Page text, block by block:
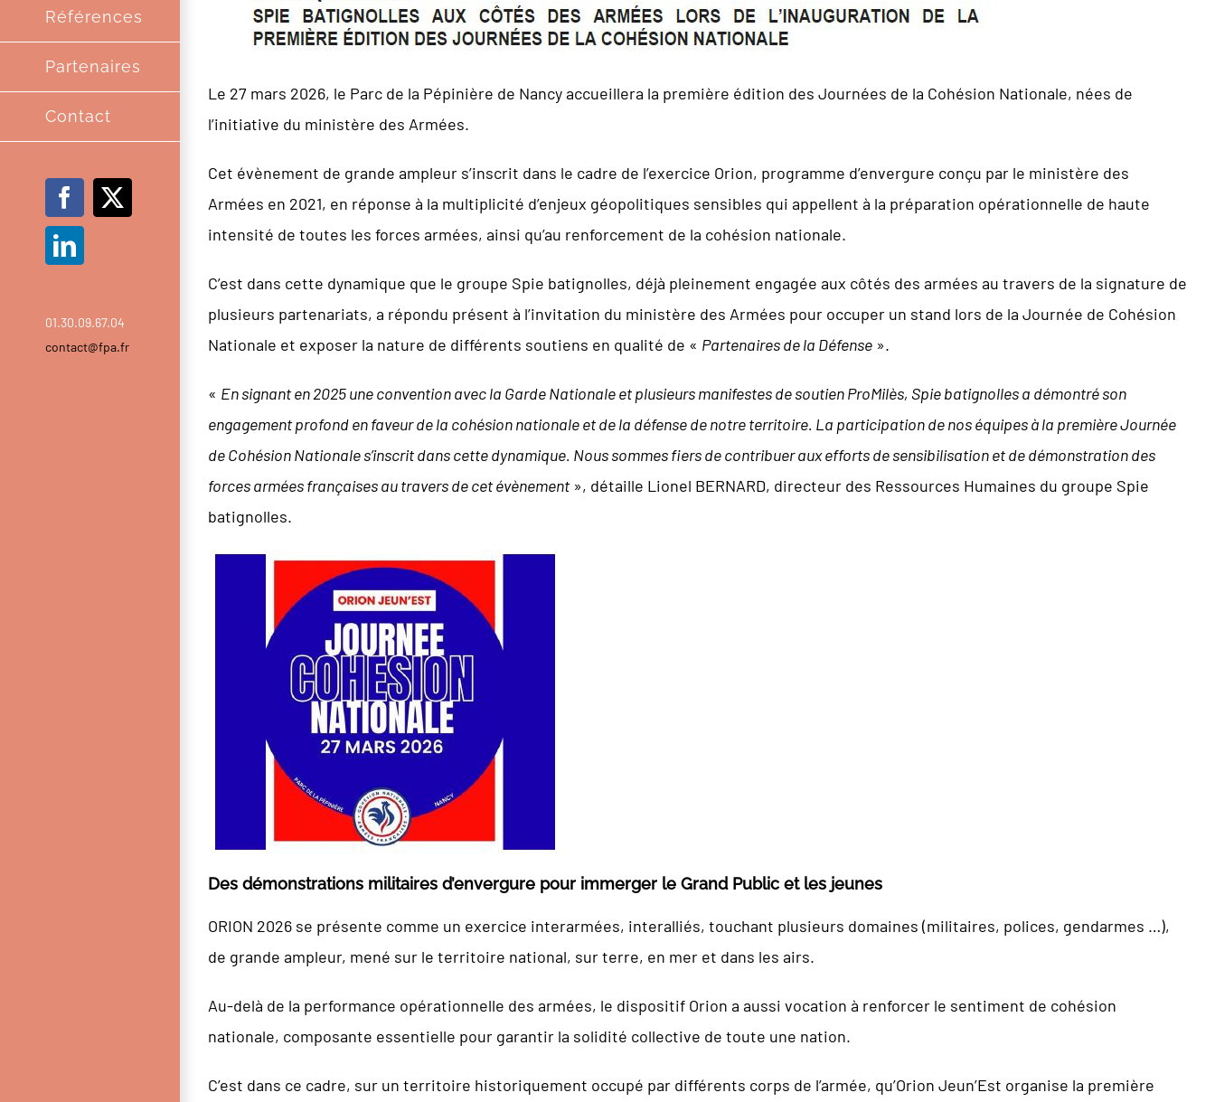
Références
Partenaires
Contact
Facebook
X
LinkedIn
01.30.09.67.04
contact@fpa.fr
Le 27 mars 2026, le Parc de la Pépinière de Nancy accueillera la première édition des Journées de la Cohésion Nationale, nées de
l’initiative du ministère des Armées.
Cet évènement de grande ampleur s’inscrit dans le cadre de l’exercice Orion, programme d’envergure conçu par le ministère des
Armées en 2021, en réponse à la multiplicité d’enjeux géopolitiques sensibles qui appellent à la préparation opérationnelle de haute
intensité de toutes les forces armées, ainsi qu’au renforcement de la cohésion nationale.
C’est dans cette dynamique que le groupe Spie batignolles, déjà pleinement engagée aux côtés des armées au travers de la signature de
plusieurs partenariats, a répondu présent à l’invitation du ministère des Armées pour occuper un stand lors de la Journée de Cohésion
Nationale et exposer la nature de différents soutiens en qualité de « Partenaires de la Défense».
« En signant en 2025 une convention avec la Garde Nationale et plusieurs manifestes de soutien ProMilès, Spie batignolles a démontré son
engagement profond en faveur de la cohésion nationale et de la défense de notre territoire. La participation de nos équipes à la première Journée
de Cohésion Nationale s’inscrit dans cette dynamique. Nous sommes fiers de contribuer aux efforts de sensibilisation et de démonstration des
forces armées françaises au travers de cet évènement», détaille Lionel BERNARD, directeur des Ressources Humaines du groupe Spie
batignolles.
Des démonstrations militaires d’envergure pour immerger le Grand Public et les jeunes
ORION 2026 se présente comme un exercice interarmées, interalliés, touchant plusieurs domaines (militaires, polices, gendarmes …),
de grande ampleur, mené sur le territoire national, sur terre, en mer et dans les airs.
Au-delà de la performance opérationnelle des armées, le dispositif Orion a aussi vocation à renforcer le sentiment de cohésion
nationale, composante essentielle pour garantir la solidité collective de toute une nation.
C’est dans ce cadre, sur un territoire historiquement occupé par différents corps de l’armée, qu’Orion Jeun’Est organise la première